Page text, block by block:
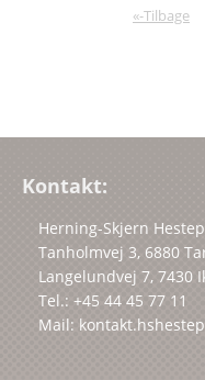
«-Tilbage
Kontakt:
Herning-Skjern
Tanholmvej 3, 6880
Langelundvej 7, 7430
Tel.: +45 44 45 77 11
Mail: